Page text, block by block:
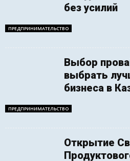
ПРЕДПРИНИМАТЕЛЬСТВО
без усилий
ПРЕДПРИНИМАТЕЛЬСТВО
Выбор
выбрать
бизнеса в
Открытие